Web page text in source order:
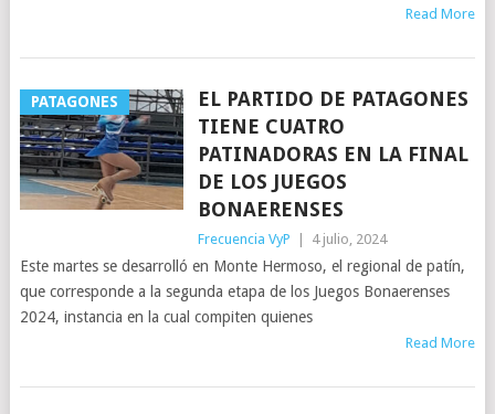
Read More
PATAGONES
EL PARTIDO DE PATAGONES
TIENE CUATRO
PATINADORAS EN LA FINAL
DE LOS JUEGOS
BONAERENSES
Frecuencia VyP 4 julio, 2024
Este martes se desarrolló en Monte Hermoso, el regional de patín,
que corresponde a la segunda etapa de los Juegos Bonaerenses
2024, instancia en la cual compiten quienes
Read More